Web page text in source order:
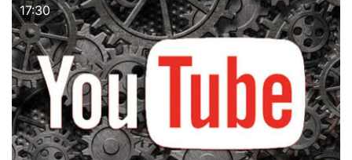
17:30